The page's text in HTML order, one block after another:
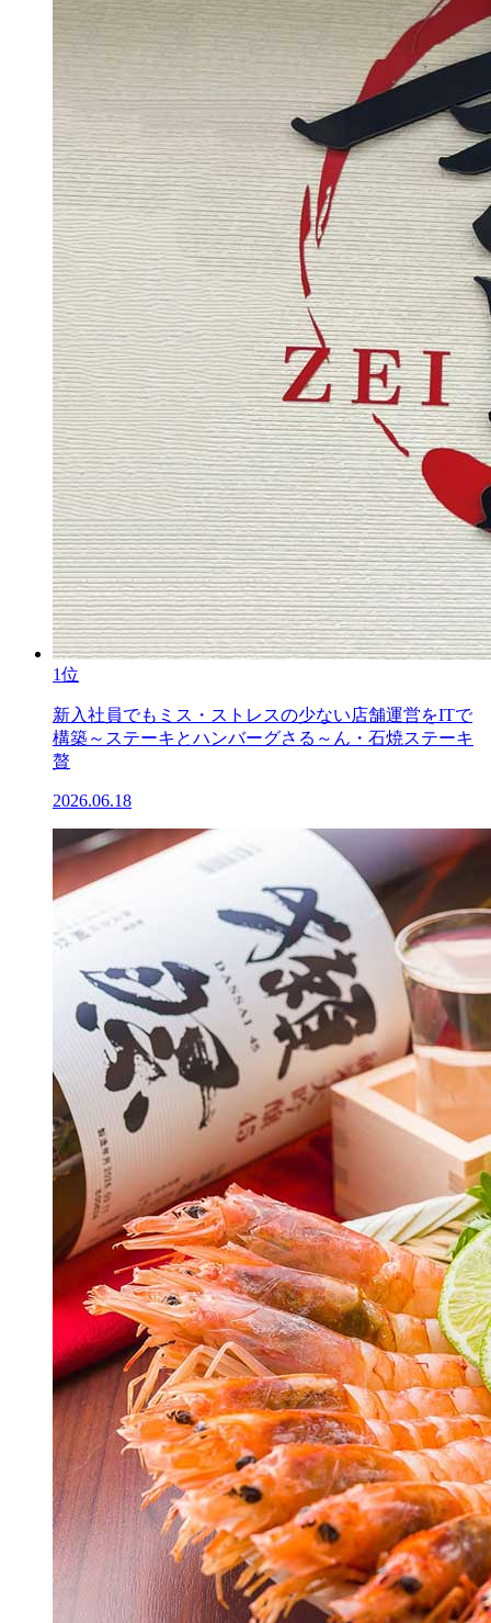
1位
新入社員でもミス・ストレスの少ない店舗運営をITで
構築～ステーキとハンバーグさる～ん・石焼ステーキ
贅
2026.06.18